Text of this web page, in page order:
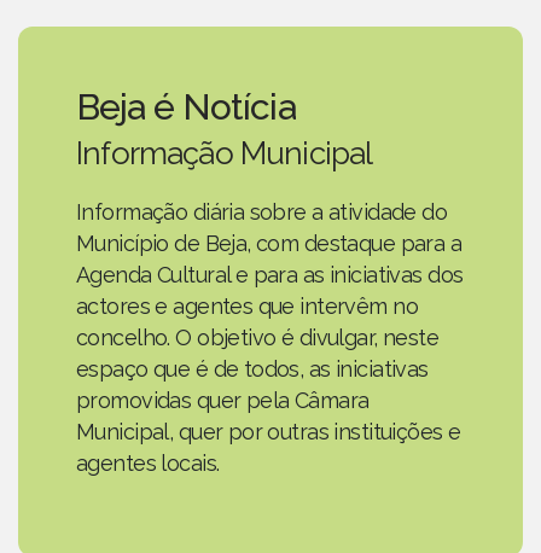
Beja é Notícia
Informação Municipal
Informação diária sobre a atividade do
Município de Beja, com destaque para a
Agenda Cultural e para as iniciativas dos
actores e agentes que intervêm no
concelho. O objetivo é divulgar, neste
espaço que é de todos, as iniciativas
promovidas quer pela Câmara
Municipal, quer por outras instituições e
agentes locais.